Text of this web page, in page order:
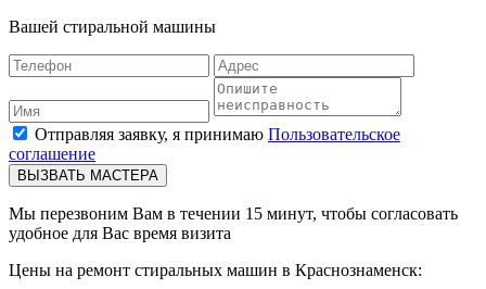
Вашей стиральной машины
Отправляя заявку, я принимаю Пользовательское
соглашение
ВЫЗВАТЬ МАСТЕРА
Мы перезвоним Вам в течении 15 минут, чтобы согласовать
удобное для Вас время визита
Цены на ремонт стиральных машин в Краснознаменск: